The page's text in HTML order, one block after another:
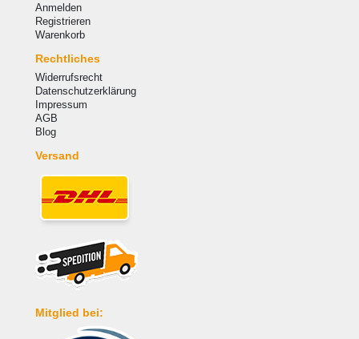
Anmelden
Registrieren
Warenkorb
Rechtliches
Widerrufsrecht
Datenschutzerklärung
Impressum
AGB
Blog
Versand
Mitglied bei: